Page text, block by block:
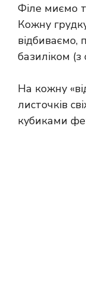
Філе миємо
Кожну
відбиваємо,
базиліком (з
На кожну
листочків
кубиками